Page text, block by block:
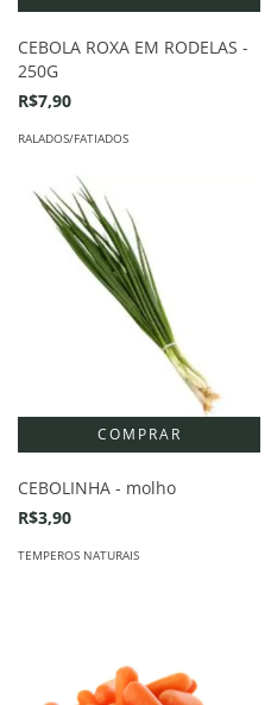
CEBOLA ROXA EM RODELAS -
250G
R$7,90
RALADOS/FATIADOS
CEBOLINHA - molho
R$3,90
TEMPEROS NATURAIS